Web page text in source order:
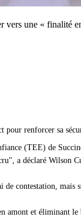
vers une « finalité
pour renforcer sa
(TEE) de
a déclaré Wilson
contestation, mais
amont et éliminant le